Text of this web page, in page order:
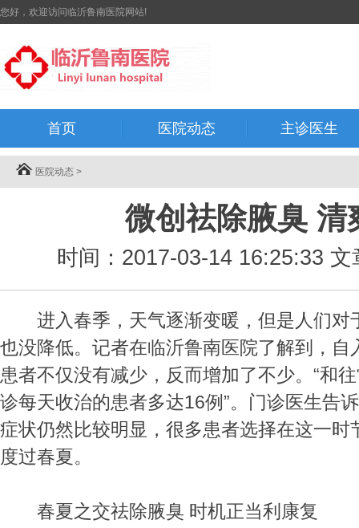
您好，欢迎访问临沂鲁南医院网站!
首页 医院动态 主诊医生
医院动态 >
微创祛除腋臭 清
时间：2017-03-14 16:25:33
进入春季，天气逐渐变暖，但是人们对
也没降低。记者在临沂鲁南医院了解到，
患者不仅没有减少，反而增加了不少。“和
诊每天收治的患者多达16例”。门诊医生告
症状仍然比较明显，很多患者选择在这一
度过春夏。
春夏之交祛除腋臭 时机正当利康复